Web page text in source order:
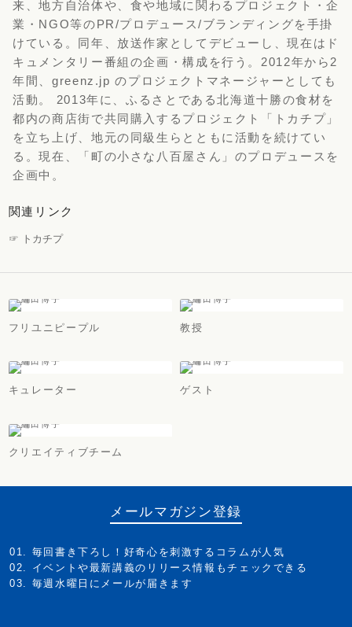
来、地方自治体や、食や地域に関わるプロジェクト・企
業・NGO等のPR/プロデュース/ブランディングを手掛
けている。同年、放送作家としてデビューし、現在はド
キュメンタリー番組の企画・構成を行う。2012年から2
年間、greenz.jp のプロジェクトマネージャーとしても
活動。 2013年に、ふるさとである北海道十勝の食材を
都内の商店街で共同購入するプロジェクト「トカチプ」
を立ち上げ、地元の同級生らとともに活動を続けてい
る。現在、「町の小さな八百屋さん」のプロデュースを
企画中。
関連リンク
☞ トカチプ
フリユニピープル 教授
キュレーター ゲスト
クリエイティブチーム
メールマガジン登録
毎回書き下ろし！好奇心を刺激するコラムが人気
イベントや最新講義のリリース情報もチェックできる
毎週水曜日にメールが届きます